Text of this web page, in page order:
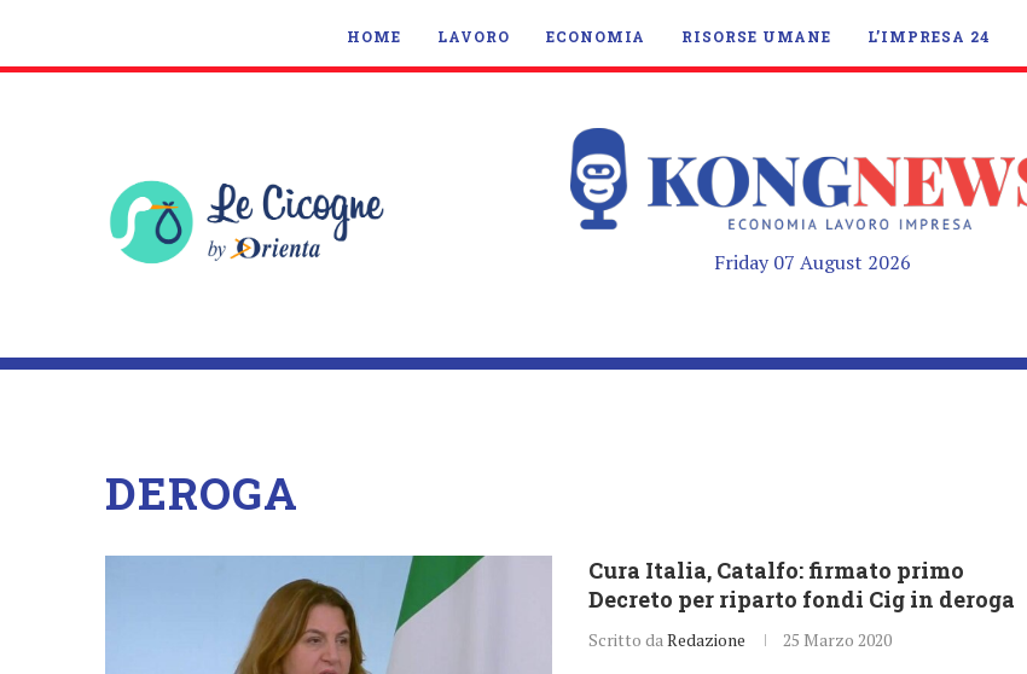
HOME LAVORO ECONOMIA RISORSE UMANE L’IMPRESA 24
Friday 07 August 2026
DEROGA
Cura Italia, Catalfo: firmato primo
Decreto per riparto fondi Cig in deroga
Scritto daRedazione 25 Marzo 2020